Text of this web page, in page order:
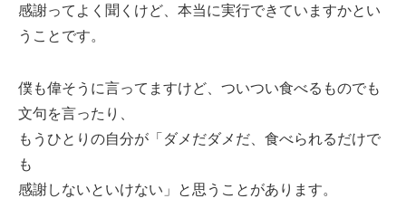
感謝ってよく聞くけど、本当に実行できていますかとい
うことです。
僕も偉そうに言ってますけど、ついつい食べるものでも
文句を言ったり、
もうひとりの自分が「ダメだダメだ、食べられるだけで
も
感謝しないといけない」と思うことがあります。